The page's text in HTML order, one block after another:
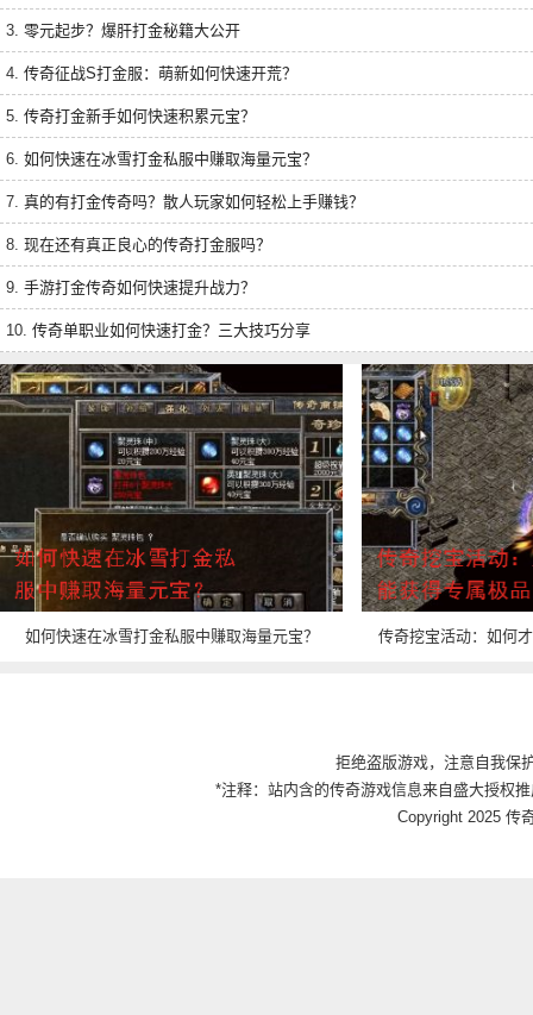
3. 零元起步？爆肝打金秘籍大公开
4. 传奇征战S打金服：萌新如何快速开荒？
5. 传奇打金新手如何快速积累元宝？
6. 如何快速在冰雪打金私服中赚取海量元宝？
7. 真的有打金传奇吗？散人玩家如何轻松上手赚钱？
8. 现在还有真正良心的传奇打金服吗？
9. 手游打金传奇如何快速提升战力？
10. 传奇单职业如何快速打金？三大技巧分享
如何快速在冰雪打金私服中赚取海量元宝？ 传奇挖宝活动：如何
拒绝盗版游戏，注意自我保
*注释：站内含的传奇游戏信息来自盛大授权
Copyright 2025 传